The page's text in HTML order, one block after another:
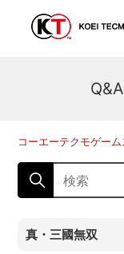
コーエーテクモゲーム
真・三國無双